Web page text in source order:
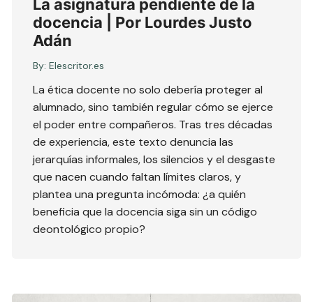
La asignatura pendiente de la
docencia | Por Lourdes Justo
Adán
By: Elescritor.es
La ética docente no solo debería proteger al
alumnado, sino también regular cómo se ejerce
el poder entre compañeros. Tras tres décadas
de experiencia, este texto denuncia las
jerarquías informales, los silencios y el desgaste
que nacen cuando faltan límites claros, y
plantea una pregunta incómoda: ¿a quién
beneficia que la docencia siga sin un código
deontológico propio?